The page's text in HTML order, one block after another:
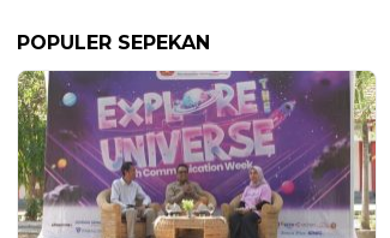
POPULER SEPEKAN